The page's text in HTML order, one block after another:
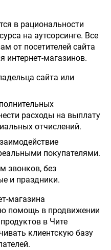
в рациональности
на аутсорсинге. Все
от посетителей сайта
интернет-магазинов.
сайта или
расходы на выплату
отчислений.
покупателями.
звонков, без
и праздники.
магазина
помощь в продвижении
в Чите
клиентскую базу